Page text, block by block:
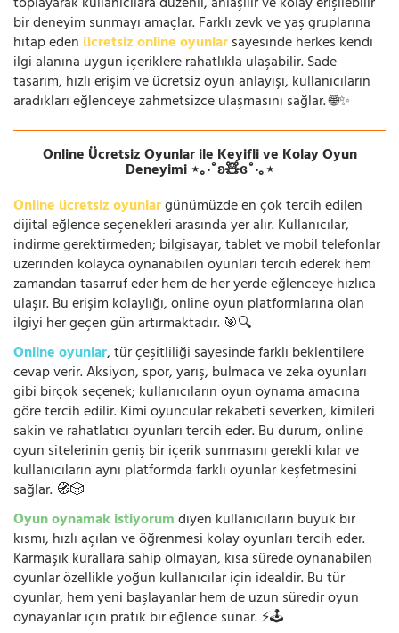
bir deneyim sunmayı amaçlar. Farklı zevk ve yaş gruplarına
hitap eden ücretsiz online oyunlarsayesinde herkes kendi
ilgi alanına uygun içeriklere rahatlıkla ulaşabilir. Sade
tasarım, hızlı erişim ve ücretsiz oyun anlayışı, kullanıcıların
aradıkları eğlenceye zahmetsizce ulaşmasını sağlar. 🌐✨
Online Ücretsiz Oyunlar ile Keyifli ve Kolay Oyun
Deneyimi ⋆｡‧˚ʚ🧸ɞ˚‧｡⋆
Online ücretsiz oyunlargünümüzde en çok tercih edilen
dijital eğlence seçenekleri arasında yer alır. Kullanıcılar,
indirme gerektirmeden; bilgisayar, tablet ve mobil telefonlar
üzerinden kolayca oynanabilen oyunları tercih ederek hem
zamandan tasarruf eder hem de her yerde eğlenceye hızlıca
ulaşır. Bu erişim kolaylığı, online oyun platformlarına olan
ilgiyi her geçen gün artırmaktadır. 🎯🔍
Online oyunlar, tür çeşitliliği sayesinde farklı beklentilere
cevap verir. Aksiyon, spor, yarış, bulmaca ve zeka oyunları
gibi birçok seçenek; kullanıcıların oyun oynama amacına
göre tercih edilir. Kimi oyuncular rekabeti severken, kimileri
sakin ve rahatlatıcı oyunları tercih eder. Bu durum, online
oyun sitelerinin geniş bir içerik sunmasını gerekli kılar ve
kullanıcıların aynı platformda farklı oyunlar keşfetmesini
sağlar. 🧭🎲
Oyun oynamak istiyorumdiyen kullanıcıların büyük bir
kısmı, hızlı açılan ve öğrenmesi kolay oyunları tercih eder.
Karmaşık kurallara sahip olmayan, kısa sürede oynanabilen
oyunlar özellikle yoğun kullanıcılar için idealdir. Bu tür
oyunlar, hem yeni başlayanlar hem de uzun süredir oyun
oynayanlar için pratik bir eğlence sunar. ⚡🕹️